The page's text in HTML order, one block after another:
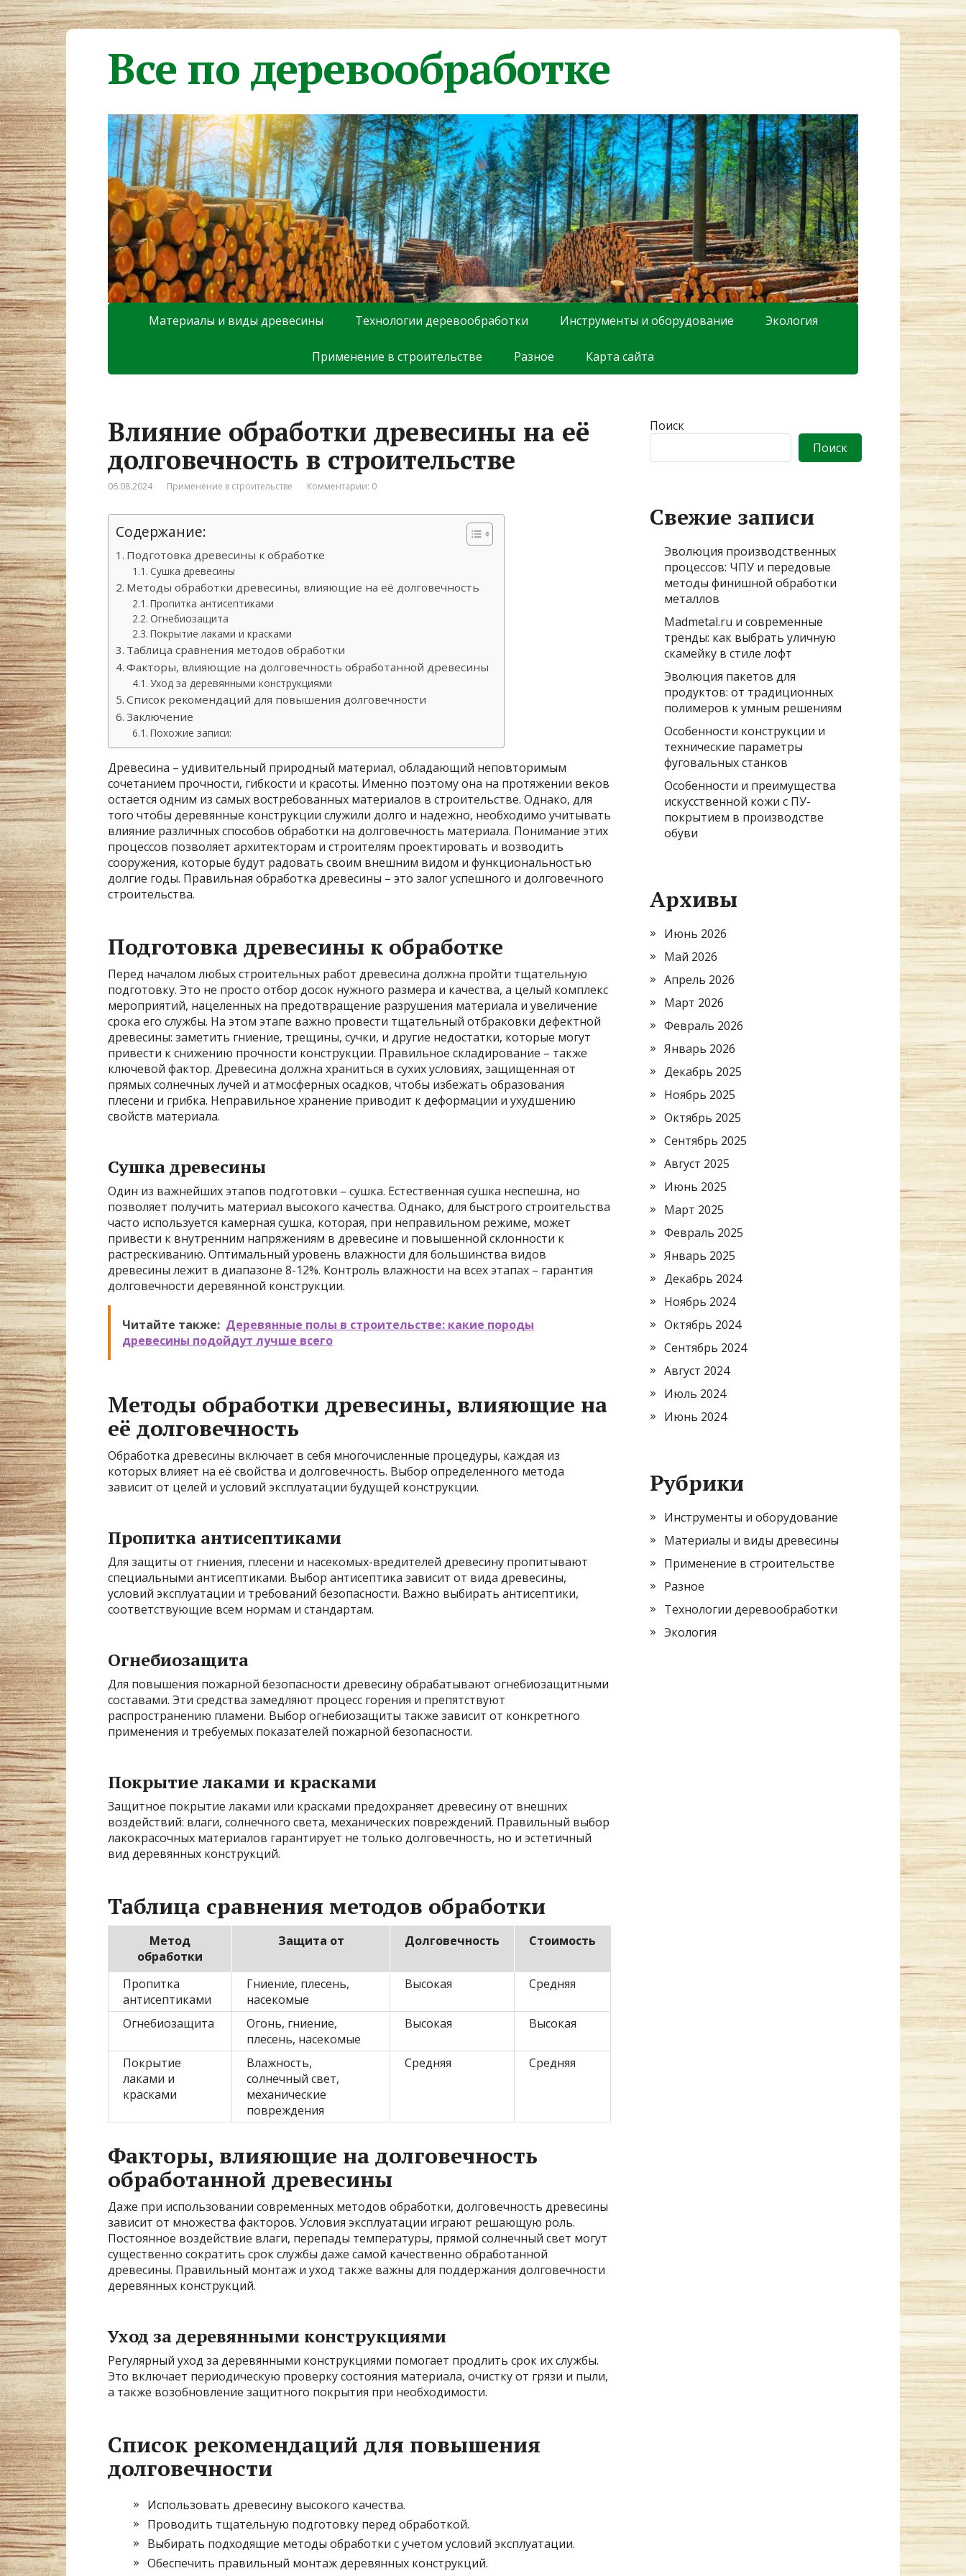
Все по деревообработке
Материалы и виды древесины Технологии деревообработки Инструменты и оборудование Экология
Применение в строительстве Разное Карта сайта
Влияние обработки древесины на её
долговечность в строительстве
06.08.2024 Применение в строительстве Комментарии: 0
Содержание:
Подготовка древесины к обработке
Сушка древесины
Методы обработки древесины, влияющие на её долговечность
Пропитка антисептиками
Огнебиозащита
Покрытие лаками и красками
Таблица сравнения методов обработки
Факторы, влияющие на долговечность обработанной древесины
Уход за деревянными конструкциями
Список рекомендаций для повышения долговечности
Заключение
Похожие записи:
Древесина – удивительный природный материал, обладающий неповторимым
сочетанием прочности, гибкости и красоты. Именно поэтому она на протяжении веков
остается одним из самых востребованных материалов в строительстве. Однако, для
того чтобы деревянные конструкции служили долго и надежно, необходимо учитывать
влияние различных способов обработки на долговечность материала. Понимание этих
процессов позволяет архитекторам и строителям проектировать и возводить
сооружения, которые будут радовать своим внешним видом и функциональностью
долгие годы. Правильная обработка древесины – это залог успешного и долговечного
строительства.
Подготовка древесины к обработке
Перед началом любых строительных работ древесина должна пройти тщательную
подготовку. Это не просто отбор досок нужного размера и качества, а целый комплекс
мероприятий, нацеленных на предотвращение разрушения материала и увеличение
срока его службы. На этом этапе важно провести тщательный отбраковки дефектной
древесины: заметить гниение, трещины, сучки, и другие недостатки, которые могут
привести к снижению прочности конструкции. Правильное складирование – также
ключевой фактор. Древесина должна храниться в сухих условиях, защищенная от
прямых солнечных лучей и атмосферных осадков, чтобы избежать образования
плесени и грибка. Неправильное хранение приводит к деформации и ухудшению
свойств материала.
Сушка древесины
Один из важнейших этапов подготовки – сушка. Естественная сушка неспешна, но
позволяет получить материал высокого качества. Однако, для быстрого строительства
часто используется камерная сушка, которая, при неправильном режиме, может
привести к внутренним напряжениям в древесине и повышенной склонности к
растрескиванию. Оптимальный уровень влажности для большинства видов
древесины лежит в диапазоне 8-12%. Контроль влажности на всех этапах – гарантия
долговечности деревянной конструкции.
Читайте также: Деревянные полы в строительстве: какие породы
древесины подойдут лучше всего
Методы обработки древесины, влияющие на
её долговечность
Обработка древесины включает в себя многочисленные процедуры, каждая из
которых влияет на её свойства и долговечность. Выбор определенного метода
зависит от целей и условий эксплуатации будущей конструкции.
Пропитка антисептиками
Для защиты от гниения, плесени и насекомых-вредителей древесину пропитывают
специальными антисептиками. Выбор антисептика зависит от вида древесины,
условий эксплуатации и требований безопасности. Важно выбирать антисептики,
соответствующие всем нормам и стандартам.
Огнебиозащита
Для повышения пожарной безопасности древесину обрабатывают огнебиозащитными
составами. Эти средства замедляют процесс горения и препятствуют
распространению пламени. Выбор огнебиозащиты также зависит от конкретного
применения и требуемых показателей пожарной безопасности.
Покрытие лаками и красками
Защитное покрытие лаками или красками предохраняет древесину от внешних
воздействий: влаги, солнечного света, механических повреждений. Правильный выбор
лакокрасочных материалов гарантирует не только долговечность, но и эстетичный
вид деревянных конструкций.
Таблица сравнения методов обработки
Метод
обработки
Защита от Долговечность Стоимость
Пропитка
антисептиками
Гниение, плесень,
насекомые
Высокая Средняя
Огнебиозащита
Огонь, гниение,
плесень, насекомые
Высокая Высокая
Покрытие
лаками и
красками
Влажность,
солнечный свет,
механические
повреждения
Средняя Средняя
Факторы, влияющие на долговечность
обработанной древесины
Даже при использовании современных методов обработки, долговечность древесины
зависит от множества факторов. Условия эксплуатации играют решающую роль.
Постоянное воздействие влаги, перепады температуры, прямой солнечный свет могут
существенно сократить срок службы даже самой качественно обработанной
древесины. Правильный монтаж и уход также важны для поддержания долговечности
деревянных конструкций.
Уход за деревянными конструкциями
Регулярный уход за деревянными конструкциями помогает продлить срок их службы.
Это включает периодическую проверку состояния материала, очистку от грязи и пыли,
а также возобновление защитного покрытия при необходимости.
Список рекомендаций для повышения
долговечности
Использовать древесину высокого качества.
Проводить тщательную подготовку перед обработкой.
Выбирать подходящие методы обработки с учетом условий эксплуатации.
Обеспечить правильный монтаж деревянных конструкций.
Поиск
Поиск
Свежие записи
Эволюция производственных
процессов: ЧПУ и передовые
методы финишной обработки
металлов
Madmetal.ru и современные
тренды: как выбрать уличную
скамейку в стиле лофт
Эволюция пакетов для
продуктов: от традиционных
полимеров к умным решениям
Особенности конструкции и
технические параметры
фуговальных станков
Особенности и преимущества
искусственной кожи с ПУ-
покрытием в производстве
обуви
Архивы
Июнь 2026
Май 2026
Апрель 2026
Март 2026
Февраль 2026
Январь 2026
Декабрь 2025
Ноябрь 2025
Октябрь 2025
Сентябрь 2025
Август 2025
Июнь 2025
Март 2025
Февраль 2025
Январь 2025
Декабрь 2024
Ноябрь 2024
Октябрь 2024
Сентябрь 2024
Август 2024
Июль 2024
Июнь 2024
Рубрики
Инструменты и оборудование
Материалы и виды древесины
Применение в строительстве
Разное
Технологии деревообработки
Экология